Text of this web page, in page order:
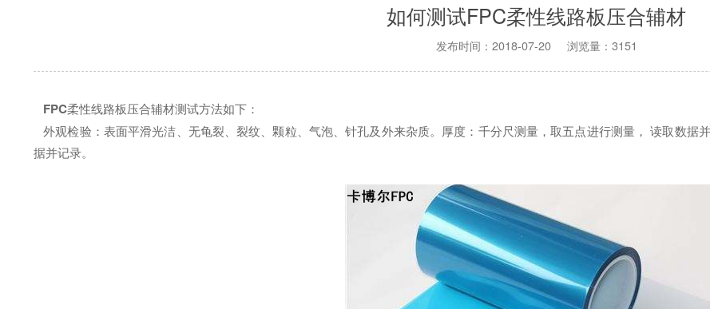
如何测试FPC柔性线路板压合辅材
发布时间：2018-07-20 浏览量：3151
FPC柔性线路板压合辅材测试方法如下：
外观检验：表面平滑光洁、无龟裂、裂纹、颗粒、气泡、针孔及外来杂质。厚度：千分尺测量，取五点进行测量， 读取数据
据并记录。